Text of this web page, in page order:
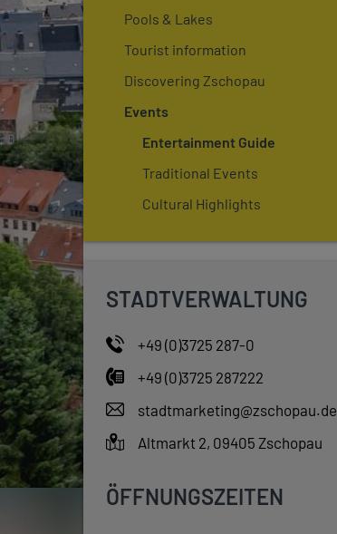
Pools & Lakes
Tourist information
Discovering Zschopau
Events
Entertainment Guide
Traditional Events
Cultural Highlights
STADTVERWALTUNG
+49 (0)3725 287-0
+49 (0)3725 287222
stadtmarketing@zschopau.de
Altmarkt 2, 09405 Zschopau
ÖFFNUNGSZEITEN